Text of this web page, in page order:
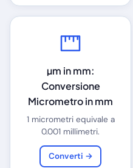
µm in mm:
Conversione
Micrometro in mm
1 micrometri equivale a
0.001 millimetri.
Converti →